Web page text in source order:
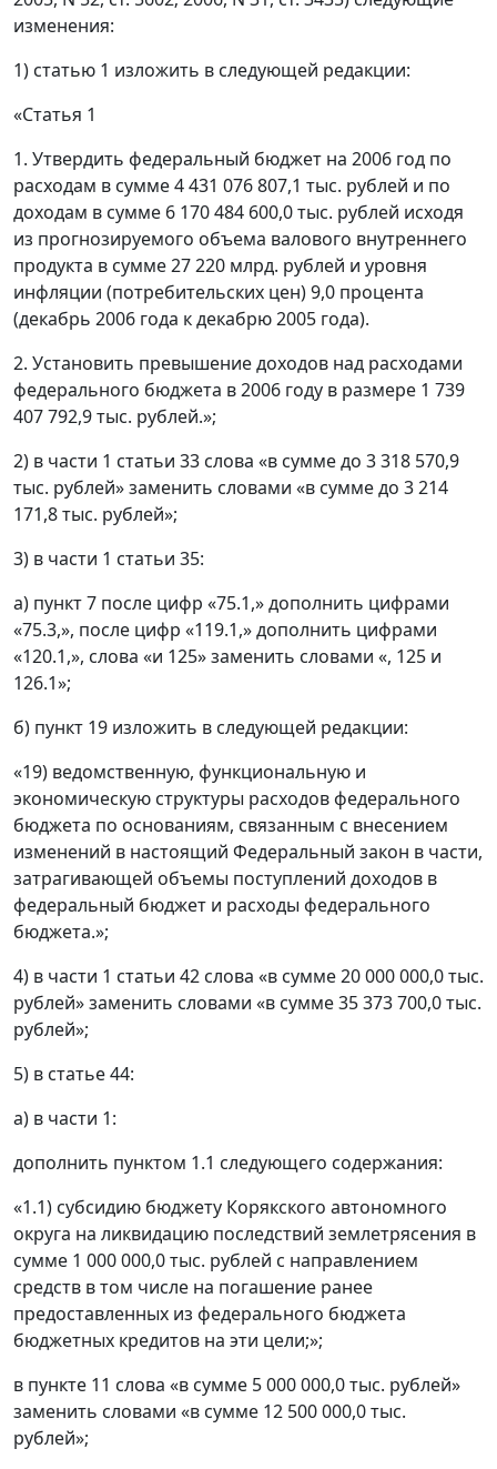
изменения:
1) статью 1 изложить в следующей редакции:
«Статья 1
1. Утвердить федеральный бюджет на 2006 год по
расходам в сумме 4 431 076 807,1 тыс. рублей и по
доходам в сумме 6 170 484 600,0 тыс. рублей исходя
из прогнозируемого объема валового внутреннего
продукта в сумме 27 220 млрд. рублей и уровня
инфляции (потребительских цен) 9,0 процента
(декабрь 2006 года к декабрю 2005 года).
2. Установить превышение доходов над расходами
федерального бюджета в 2006 году в размере 1 739
407 792,9 тыс. рублей.»;
2) в части 1 статьи 33 слова «в сумме до 3 318 570,9
тыс. рублей» заменить словами «в сумме до 3 214
171,8 тыс. рублей»;
3) в части 1 статьи 35:
а) пункт 7 после цифр «75.1,» дополнить цифрами
«75.3,», после цифр «119.1,» дополнить цифрами
«120.1,», слова «и 125» заменить словами «, 125 и
126.1»;
б) пункт 19 изложить в следующей редакции:
«19) ведомственную, функциональную и
экономическую структуры расходов федерального
бюджета по основаниям, связанным с внесением
изменений в настоящий Федеральный закон в части,
затрагивающей объемы поступлений доходов в
федеральный бюджет и расходы федерального
бюджета.»;
4) в части 1 статьи 42 слова «в сумме 20 000 000,0 тыс.
рублей» заменить словами «в сумме 35 373 700,0 тыс.
рублей»;
5) в статье 44:
а) в части 1:
дополнить пунктом 1.1 следующего содержания:
«1.1) субсидию бюджету Корякского автономного
округа на ликвидацию последствий землетрясения в
сумме 1 000 000,0 тыс. рублей с направлением
средств в том числе на погашение ранее
предоставленных из федерального бюджета
бюджетных кредитов на эти цели;»;
в пункте 11 слова «в сумме 5 000 000,0 тыс. рублей»
заменить словами «в сумме 12 500 000,0 тыс.
рублей»;